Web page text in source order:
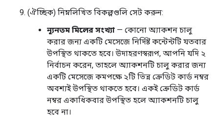
(ঐচ্ছিক) নিম্নলিখিত বিকল্পগুলি সেট করুন:
ন্যূনতম মিলের সংখ্যা — কোনো অ্যাকশন চালু
করার জন্য একটি মেসেজে নির্দিষ্ট কন্টেন্টটি যতবার
উপস্থিত থাকতে হবে। উদাহরণস্বরূপ, আপনি যদি ২
নির্বাচন করেন, তাহলে অ্যাকশনটি চালু করার জন্য
একটি মেসেজে কমপক্ষে ২টি ভিন্ন ক্রেডিট কার্ড নম্বর
অবশ্যই উপস্থিত থাকতে হবে। একই ক্রেডিট কার্ড
নম্বর একাধিকবার উপস্থিত হলে অ্যাকশনটি চালু
হবে না।